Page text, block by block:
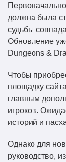
должна была
судьбы
Обновление
Dungeons &
Чтобы
площадку
главным
игроков.
историй и
Однако для
руководство,